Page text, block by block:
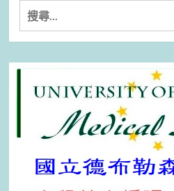
搜
尋
關
鍵